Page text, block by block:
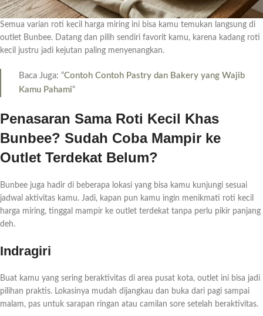
Semua varian roti kecil harga miring ini bisa kamu temukan langsung di
outlet Bunbee. Datang dan pilih sendiri favorit kamu, karena kadang roti
kecil justru jadi kejutan paling menyenangkan.
Baca Juga: “Contoh Contoh Pastry dan Bakery yang Wajib
Kamu Pahami“
Penasaran Sama Roti Kecil Khas
Bunbee? Sudah Coba Mampir ke
Outlet Terdekat Belum?
Bunbee juga hadir di beberapa lokasi yang bisa kamu kunjungi sesuai
jadwal aktivitas kamu. Jadi, kapan pun kamu ingin menikmati roti kecil
harga miring, tinggal mampir ke outlet terdekat tanpa perlu pikir panjang
deh.
Indragiri
Buat kamu yang sering beraktivitas di area pusat kota, outlet ini bisa jadi
pilihan praktis. Lokasinya mudah dijangkau dan buka dari pagi sampai
malam, pas untuk sarapan ringan atau camilan sore setelah beraktivitas.